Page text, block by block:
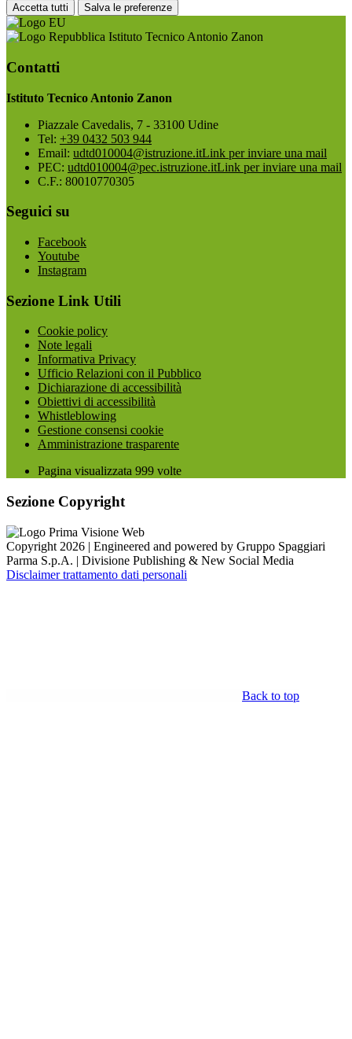
Accetta tutti Salva le preferenze
Istituto Tecnico Antonio Zanon
Contatti
Istituto Tecnico Antonio Zanon
Piazzale Cavedalis, 7 - 33100 Udine
Tel: +39 0432 503 944
Email: udtd010004@istruzione.itLink per inviare una mail
PEC: udtd010004@pec.istruzione.itLink per inviare una mail
C.F.: 80010770305
Seguici su
Facebook
Youtube
Instagram
Sezione Link Utili
Cookie policy
Note legali
Informativa Privacy
Ufficio Relazioni con il Pubblico
Dichiarazione di accessibilità
Obiettivi di accessibilità
Whistleblowing
Gestione consensi cookie
Amministrazione trasparente
Pagina visualizzata 999 volte
Sezione Copyright
Copyright 2026 | Engineered and powered by Gruppo Spaggiari
Parma S.p.A. | Divisione Publishing & New Social Media
Disclaimer trattamento dati personali
Back to top